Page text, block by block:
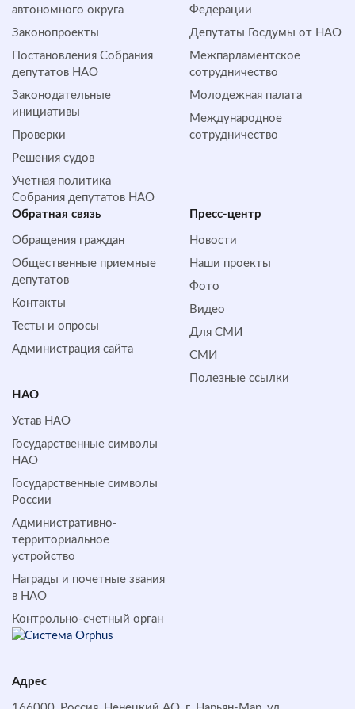
автономного округа
Законопроекты
Постановления Собрания
депутатов НАО
Законодательные
инициативы
Проверки
Решения судов
Учетная политика
Собрания депутатов НАО
Федерации
Депутаты Госдумы от НАО
Межпарламентское
сотрудничество
Молодежная палата
Международное
сотрудничество
Обратная cвязь
Обращения граждан
Общественные приемные
депутатов
Контакты
Тесты и опросы
Администрация сайта
Пресс-центр
Новости
Наши проекты
Фото
Видео
Для СМИ
СМИ
Полезные ссылки
НАО
Устав НАО
Государственные символы
НАО
Государственные символы
России
Административно-
территориальное
устройство
Награды и почетные звания
в НАО
Контрольно-счетный орган
Адрес